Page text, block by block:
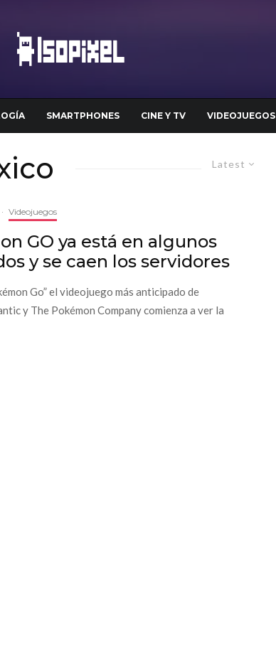
SMARTPHONES CINE Y TV VIDEOJUEGOS
Latest
· Videojuegos
GO ya está en algunos
y se caen los servidores
Go” el videojuego más anticipado de
y The Pokémon Company comienza a ver la